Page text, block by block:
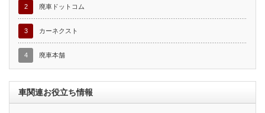
2 廃車ドットコム
3 カーネクスト
4 廃車本舗
車関連お役立ち情報